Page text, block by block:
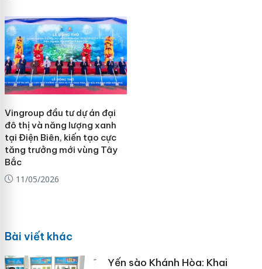
Vingroup đầu tư dự án đại
đô thị và năng lượng xanh
tại Điện Biên, kiến tạo cực
tăng trưởng mới vùng Tây
Bắc
11/05/2026
Bài viết khác
Yến sào Khánh Hòa: Khai